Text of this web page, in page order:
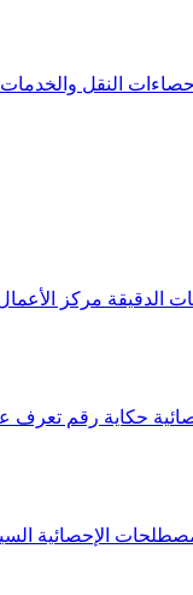
إحصاءات النقل
الدقيقة مركز
حكاية رقم تعرف
الإحصائية